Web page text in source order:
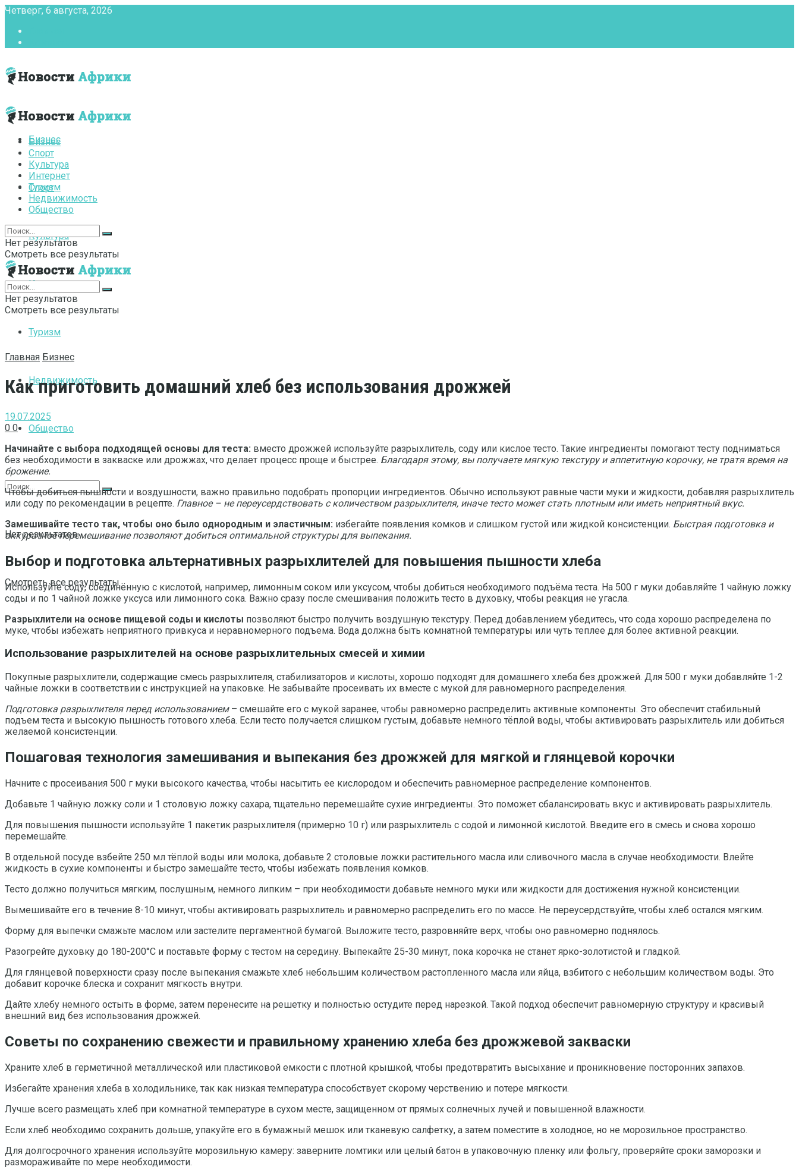
Четверг, 6 августа, 2026
Бизнес
Спорт
Культура
Интернет
Туризм
Недвижимость
Общество
Нет результатов
Смотреть все результаты
Бизнес
Спорт
Культура
Интернет
Туризм
Недвижимость
Общество
Нет результатов
Смотреть все результаты
Нет результатов
Смотреть все результаты
Главная Бизнес
Как приготовить домашний хлеб без использования дрожжей
19.07.2025
0 0
Начинайте с выбора подходящей основы для теста: вместо дрожжей используйте разрыхлитель, соду или кислое тесто. Такие ингредиенты помогают тесту подниматься
без необходимости в закваске или дрожжах, что делает процесс проще и быстрее. Благодаря этому, вы получаете мягкую текстуру и аппетитную корочку, не тратя время на
брожение.
Чтобы добиться пышности и воздушности, важно правильно подобрать пропорции ингредиентов. Обычно используют равные части муки и жидкости, добавляя разрыхлитель
или соду по рекомендации в рецепте. Главное – не переусердствовать с количеством разрыхлителя, иначе тесто может стать плотным или иметь неприятный вкус.
Замешивайте тесто так, чтобы оно было однородным и эластичным: избегайте появления комков и слишком густой или жидкой консистенции. Быстрая подготовка и
аккуратное перемешивание позволяют добиться оптимальной структуры для выпекания.
Выбор и подготовка альтернативных разрыхлителей для повышения пышности хлеба
Используйте соду, соединённую с кислотой, например, лимонным соком или уксусом, чтобы добиться необходимого подъёма теста. На 500 г муки добавляйте 1 чайную ложку
соды и по 1 чайной ложке уксуса или лимонного сока. Важно сразу после смешивания положить тесто в духовку, чтобы реакция не угасла.
Разрыхлители на основе пищевой соды и кислоты позволяют быстро получить воздушную текстуру. Перед добавлением убедитесь, что сода хорошо распределена по
муке, чтобы избежать неприятного привкуса и неравномерного подъема. Вода должна быть комнатной температуры или чуть теплее для более активной реакции.
Использование разрыхлителей на основе разрыхлительных смесей и химии
Покупные разрыхлители, содержащие смесь разрыхлителя, стабилизаторов и кислоты, хорошо подходят для домашнего хлеба без дрожжей. Для 500 г муки добавляйте 1-2
чайные ложки в соответствии с инструкцией на упаковке. Не забывайте просеивать их вместе с мукой для равномерного распределения.
Подготовка разрыхлителя перед использованием– смешайте его с мукой заранее, чтобы равномерно распределить активные компоненты. Это обеспечит стабильный
подъем теста и высокую пышность готового хлеба. Если тесто получается слишком густым, добавьте немного тёплой воды, чтобы активировать разрыхлитель или добиться
желаемой консистенции.
Пошаговая технология замешивания и выпекания без дрожжей для мягкой и глянцевой корочки
Начните с просеивания 500 г муки высокого качества, чтобы насытить ее кислородом и обеспечить равномерное распределение компонентов.
Добавьте 1 чайную ложку соли и 1 столовую ложку сахара, тщательно перемешайте сухие ингредиенты. Это поможет сбалансировать вкус и активировать разрыхлитель.
Для повышения пышности используйте 1 пакетик разрыхлителя (примерно 10 г) или разрыхлитель с содой и лимонной кислотой. Введите его в смесь и снова хорошо
перемешайте.
В отдельной посуде взбейте 250 мл тёплой воды или молока, добавьте 2 столовые ложки растительного масла или сливочного масла в случае необходимости. Влейте
жидкость в сухие компоненты и быстро замешайте тесто, чтобы избежать появления комков.
Тесто должно получиться мягким, послушным, немного липким – при необходимости добавьте немного муки или жидкости для достижения нужной консистенции.
Вымешивайте его в течение 8-10 минут, чтобы активировать разрыхлитель и равномерно распределить его по массе. Не переусердствуйте, чтобы хлеб остался мягким.
Форму для выпечки смажьте маслом или застелите пергаментной бумагой. Выложите тесто, разровняйте верх, чтобы оно равномерно поднялось.
Разогрейте духовку до 180-200°C и поставьте форму с тестом на середину. Выпекайте 25-30 минут, пока корочка не станет ярко-золотистой и гладкой.
Для глянцевой поверхности сразу после выпекания смажьте хлеб небольшим количеством растопленного масла или яйца, взбитого с небольшим количеством воды. Это
добавит корочке блеска и сохранит мягкость внутри.
Дайте хлебу немного остыть в форме, затем перенесите на решетку и полностью остудите перед нарезкой. Такой подход обеспечит равномерную структуру и красивый
внешний вид без использования дрожжей.
Советы по сохранению свежести и правильному хранению хлеба без дрожжевой закваски
Храните хлеб в герметичной металлической или пластиковой емкости с плотной крышкой, чтобы предотвратить высыхание и проникновение посторонних запахов.
Избегайте хранения хлеба в холодильнике, так как низкая температура способствует скорому черствению и потере мягкости.
Лучше всего размещать хлеб при комнатной температуре в сухом месте, защищенном от прямых солнечных лучей и повышенной влажности.
Если хлеб необходимо сохранить дольше, упакуйте его в бумажный мешок или тканевую салфетку, а затем поместите в холодное, но не морозильное пространство.
Для долгосрочного хранения используйте морозильную камеру: заверните ломтики или целый батон в упаковочную пленку или фольгу, проверяйте сроки заморозки и
размораживайте по мере необходимости.